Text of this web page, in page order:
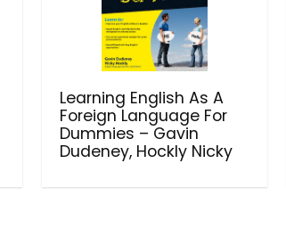
Learning English As A
Foreign Language For
Dummies – Gavin
Dudeney, Hockly Nicky